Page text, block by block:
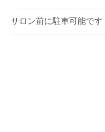
サロン前に駐車可能です